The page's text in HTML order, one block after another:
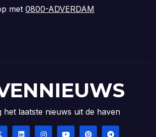
met 0800-ADVERDAM
het laatste nieuws uit de haven